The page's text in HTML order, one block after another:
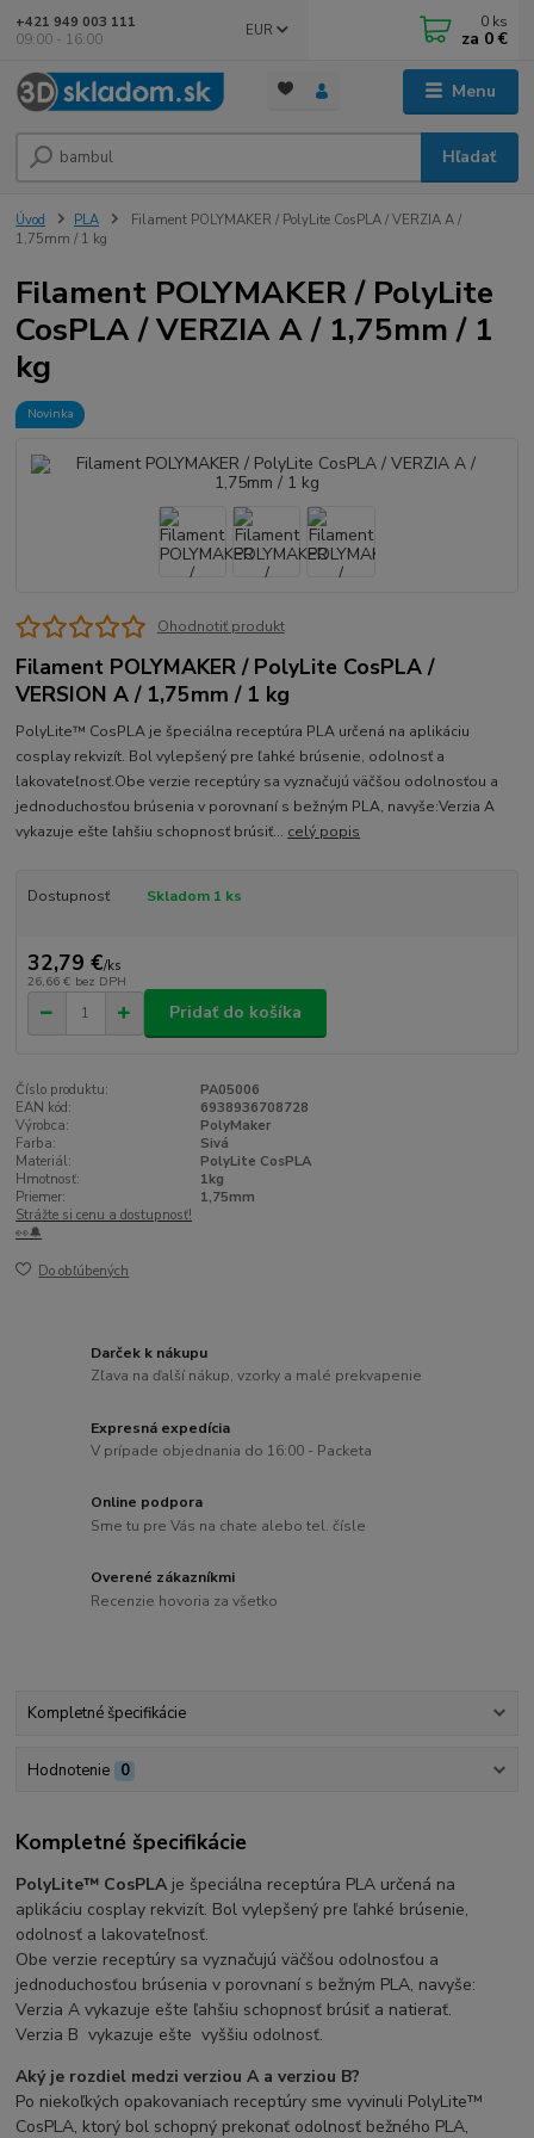
Menu
EUR
Hľadať
+421 949 003 111
09:00 - 16:00
0 ks
za 0 €
Úvod PLA
Filament POLYMAKER / PolyLite CosPLA / VERZIA A /
1,75mm / 1 kg
Filament POLYMAKER / PolyLite
CosPLA / VERZIA A / 1,75mm / 1
kg
Novinka
Ohodnotiť produkt
Filament POLYMAKER / PolyLite CosPLA /
VERSION A / 1,75mm / 1 kg
PolyLite™ CosPLA je špeciálna receptúra ​​PLA určená na aplikáciu
cosplay rekvizít. Bol vylepšený pre ľahké brúsenie, odolnosť a
lakovateľnosť.Obe verzie receptúry sa vyznačujú väčšou odolnosťou a
jednoduchosťou brúsenia v porovnaní s bežným PLA, navyše:Verzia A
vykazuje ešte ľahšiu schopnosť brúsiť... celý popis
Dostupnosť Skladom 1 ks
32,79 €/ks
26,66 € bez DPH
Pridať do košíka
Číslo produktu:
PA05006
EAN kód:
6938936708728
Výrobca:
PolyMaker
Farba:
Sivá
Materiál:
PolyLite CosPLA
Hmotnosť:
1kg
Priemer:
1,75mm
Strážte si cenu a dostupnosť!
👀🔔
Do obľúbených
Darček k nákupu
Zľava na ďalší nákup, vzorky a malé prekvapenie
Expresná expedícia
V prípade objednania do 16:00 - Packeta
Online podpora
Sme tu pre Vás na chate alebo tel. čísle
Overené zákazníkmi
Recenzie hovoria za všetko
Kompletné špecifikácie
Hodnotenie 0
Kompletné špecifikácie
PolyLite™ CosPLA je špeciálna receptúra ​​PLA určená na
aplikáciu cosplay rekvizít. Bol vylepšený pre ľahké brúsenie,
odolnosť a lakovateľnosť.
Obe verzie receptúry sa vyznačujú väčšou odolnosťou a
jednoduchosťou brúsenia v porovnaní s bežným PLA, navyše:
Verzia A vykazuje ešte ľahšiu schopnosť brúsiť a natierať.
Verzia B vykazuje ešte vyššiu odolnosť.
Aký je rozdiel medzi verziou A a verziou B?
Po niekoľkých opakovaniach receptúry sme vyvinuli PolyLite™
CosPLA, ktorý bol schopný prekonať odolnosť bežného PLA,